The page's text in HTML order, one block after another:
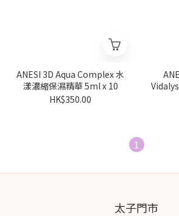
ANESI 3D Aqua Complex 水
漾濃縮保濕精華 5ml x 10
HK$350.00
1
太子門市